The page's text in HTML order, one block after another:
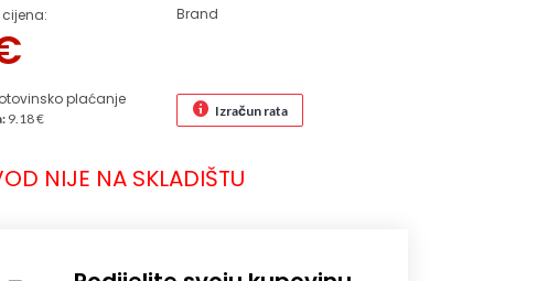
plaćanje
Brand
9.18 € Izračun rata
NIJE NA SKLADIŠTU